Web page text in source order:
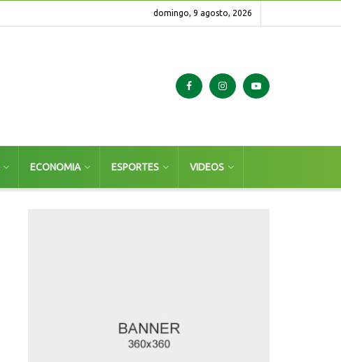
domingo, 9 agosto, 2026
ECONOMIA ESPORTES VIDEOS